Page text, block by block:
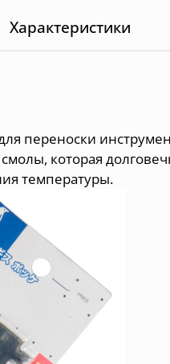
Характеристики
переноски
которая
температуры.